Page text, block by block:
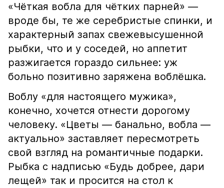
«Чёткая вобла для чётких парней» —
вроде бы, те же серебристые спинки, и
характерный запах свежевысушенной
рыбки, что и у соседей, но аппетит
разжигается гораздо сильнее: уж
больно позитивно заряжена воблёшка.
Воблу «для настоящего мужика»,
конечно, хочется отнести дорогому
человеку. «Цветы — банально, вобла —
актуально» заставляет пересмотреть
свой взгляд на романтичные подарки.
Рыбка с надписью «Будь добрее, дари
лещей» так и просится на стол к